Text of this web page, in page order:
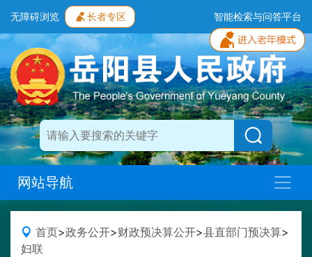
无障碍浏览 长者专区 智能检索与问答平台
网站导航
首页>政务公开>财政预决算公开>县直部门预决算>
妇联